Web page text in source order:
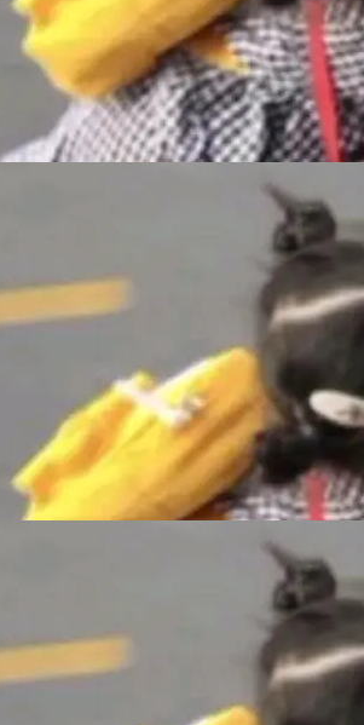
复盘显示，...
战，互不通气。 这个判
不同。Hugging Face 是
，上面跑着上百万个模
先，...
，都算稀奇事。 Crawsh
一个开源 AI coding age
了一篇文章，核心论点很
开源。 理由不是传统的自
跟 AI agent 直接相关的
就能个性化任何软件 C
路演现场诞生
去的时候大概没人想到它
生态的路演。 8月1日，
队负责人崔添翼（tiany
果你是 Agent Harness 相
希望参加 DeepSeek Har
或私信联系我。请附上
到真实环境中——调用工
文、处理错误、完成闭
Lite-Preview
开源轻量级统一多模态模
U1.5-Lite-Preview。
辑，还仅以 8B-MoT 的轻
、更精细的真实质感、
续迭代编辑。 相比 U
在以下方向上带来了显著
生成； 更精细的局部纹
感； 更准确的中英文文字
更稳定的图...
一个用来检查 Ubuntu
工具。 Canonical 工程师
表中说得很直白：「hwc
包，它和它的依赖项都
会用在其他发行版上。」
际上为零。既然只有 Ub
打包就没什么可纠结
迁移路径 hwctl 是 rust-
分，命令行工具负责查
人来 Anthropic
司之间来回跳，中间只
上周刚宣布因健康原因
Lab，说自己作为联合
」。几天后，The Inform
OpenAI，负责递归自我
Thinking Machines 过
的公司。六月，Google
Shazeer 去了 Op...
，包含多项改进。官方更
主要更新内容如下： 扩
(DAB+) transpose_cuda
Rate Converter (vf_frc
50 元数据支持和直